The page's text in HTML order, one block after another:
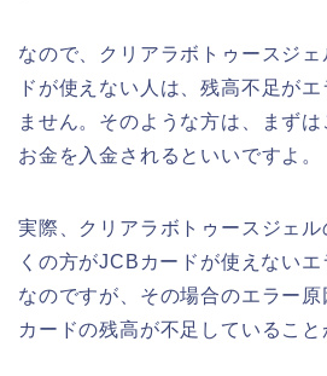
なので、クリアラボトゥースジ
ドが使えない人は、残高不足が
ません。そのような方は、まず
お金を入金されるといいですよ。
実際、クリアラボトゥースジェ
くの方がJCBカードが使えないエ
なのですが、その場合のエラー
カードの残高が不足していること